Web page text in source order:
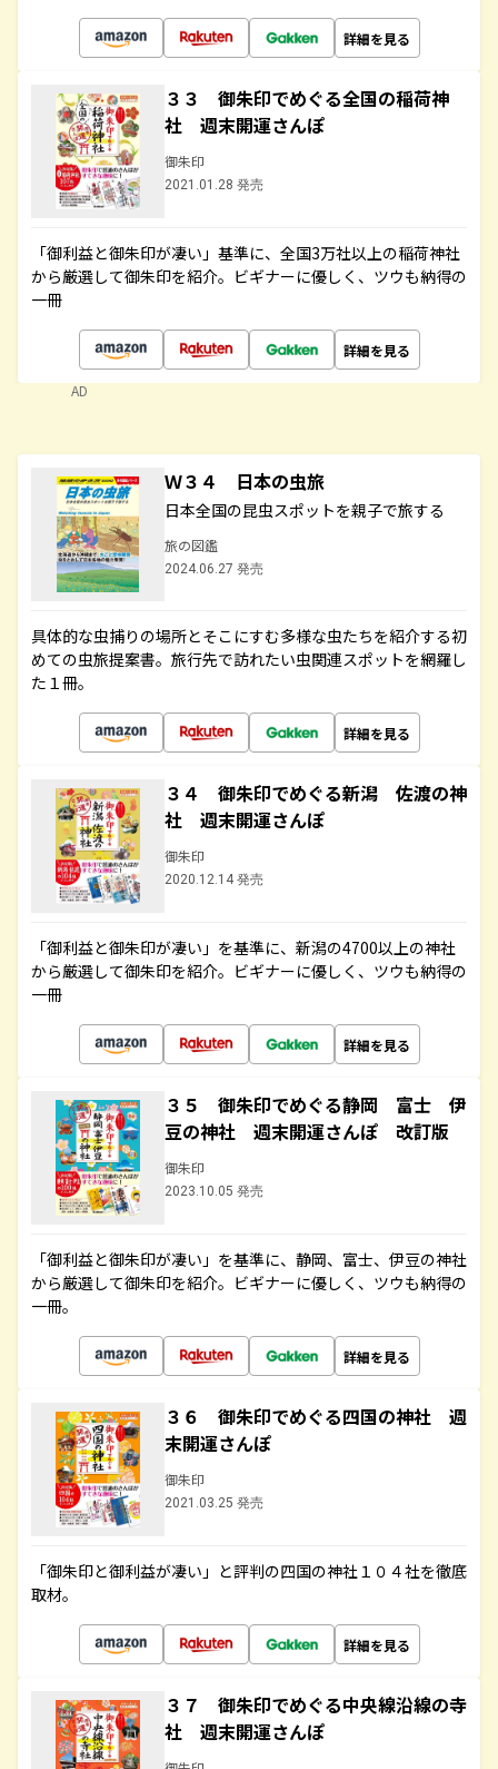
詳細を見る
３３ 御朱印でめぐる全国の稲荷神
社 週末開運さんぽ
御朱印
2021.01.28 発売
「御利益と御朱印が凄い」基準に、全国3万社以上の稲荷神社
から厳選して御朱印を紹介。ビギナーに優しく、ツウも納得の
一冊
詳細を見る
AD
Ｗ３４ 日本の虫旅
日本全国の昆虫スポットを親子で旅する
旅の図鑑
2024.06.27 発売
具体的な虫捕りの場所とそこにすむ多様な虫たちを紹介する初
めての虫旅提案書。旅行先で訪れたい虫関連スポットを網羅し
た１冊。
詳細を見る
３４ 御朱印でめぐる新潟 佐渡の神
社 週末開運さんぽ
御朱印
2020.12.14 発売
「御利益と御朱印が凄い」を基準に、新潟の4700以上の神社
から厳選して御朱印を紹介。ビギナーに優しく、ツウも納得の
一冊
詳細を見る
３５ 御朱印でめぐる静岡 富士 伊
豆の神社 週末開運さんぽ 改訂版
御朱印
2023.10.05 発売
「御利益と御朱印が凄い」を基準に、静岡、富士、伊豆の神社
から厳選して御朱印を紹介。ビギナーに優しく、ツウも納得の
一冊。
詳細を見る
３６ 御朱印でめぐる四国の神社 週
末開運さんぽ
御朱印
2021.03.25 発売
「御朱印と御利益が凄い」と評判の四国の神社１０４社を徹底
取材。
詳細を見る
３７ 御朱印でめぐる中央線沿線の寺
社 週末開運さんぽ